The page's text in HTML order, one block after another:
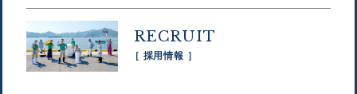
RECRUIT
［ 採用情報 ］